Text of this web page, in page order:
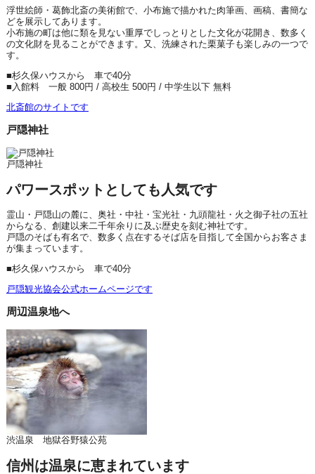
浮世絵師・葛飾北斎の美術館で、小布施で描かれた肉筆画、画稿、書簡な
どを展示してあります。
小布施の町は他に類を見ない重厚でしっとりとした文化が花開き、数多く
の文化財を見ることができます。又、洗練された栗菓子も楽しみの一つで
す。
■杉久保ハウスから 車で40分
■入館料 一般 800円 / 高校生 500円 / 中学生以下 無料
北斎館のサイトです
戸隠神社
戸隠神社
パワースポットとしても人気です
霊山・戸隠山の麓に、奥社・中社・宝光社・九頭龍社・火之御子社の五社
からなる、創建以来二千年余りに及ぶ歴史を刻む神社です。
戸隠のそばも有名で、数多く点在するそば店を目指して全国からお客さま
が集まっています。
■杉久保ハウスから 車で40分
戸隠観光協会公式ホームページです
周辺温泉地へ
渋温泉 地獄谷野猿公苑
信州は温泉に恵まれています